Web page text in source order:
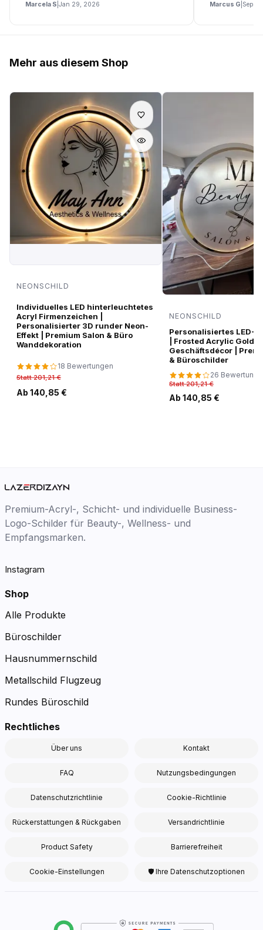
Marcela S Jan 29, 2026 Marcus G Sep
Mehr aus diesem Shop
NEONSCHILD
Individuelles LED hinterleuchtetes
Acryl Firmenzeichen |
Personalisierter 3D runder Neon-
Effekt | Premium Salon & Büro
Wanddekoration
18 Bewertungen
Statt 201,21 €
Ab 140,85 €
NEONSCHILD
Personalisiertes LED-
| Frosted Acrylic Gold
Geschäftsdécor |
& Büroschilder
26
Statt 201,21 €
Ab 140,85 €
Premium-Acryl-, Schicht- und individuelle Business-
Logo-Schilder für Beauty-, Wellness- und
Empfangsmarken.
Instagram
Shop
Alle Produkte
Büroschilder
Hausnummernschild
Metallschild Flugzeug
Rundes Büroschild
Rechtliches
Über uns Kontakt
FAQ Nutzungsbedingungen
Datenschutzrichtlinie Cookie-Richtlinie
Rückerstattungen & Rückgaben Versandrichtlinie
Product Safety Barrierefreiheit
Cookie-Einstellungen 🛡 Ihre Datenschutzoptionen